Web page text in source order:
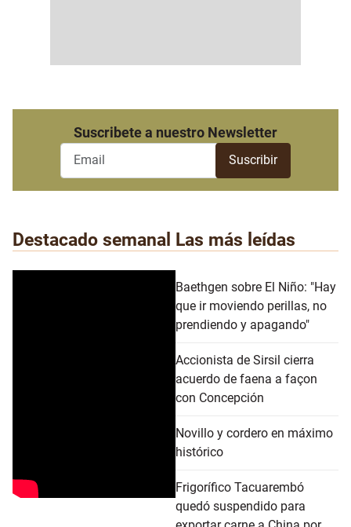
Suscribete a nuestro Newsletter
Destacado semanal Las más leídas
Baethgen sobre El Niño: "Hay
que ir moviendo perillas, no
prendiendo y apagando"
Accionista de Sirsil cierra
acuerdo de faena a façon
con Concepción
Novillo y cordero en máximo
histórico
Frigorífico Tacuarembó
quedó suspendido para